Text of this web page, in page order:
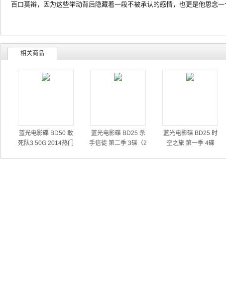
百口莫辩，因为这些举动背后隐藏着一段不被承认的感情，也更是他思念
相关商品
蓝光电影碟 BD50 敢
死队3 50G 2014热门
蓝光电影碟 BD25 杀
手信徒 第二季 3碟（2
蓝光电影碟 BD25 时
空之旅 第一季 4碟